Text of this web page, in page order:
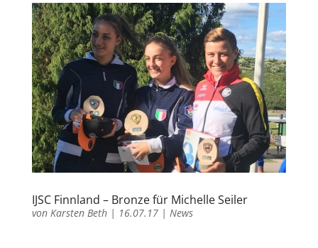
IJSC Finnland – Bronze für Michelle Seiler
von Karsten Beth| 16.07.17| News